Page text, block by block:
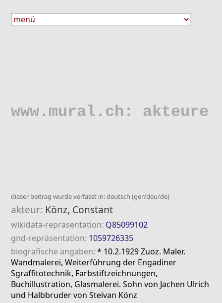
www.mural.ch: akteure
dieser beitrag wurde verfasst in: deutsch (ger/deu/de)
akteur: Könz, Constant
wikidata-repräsentation: Q85099102
gnd-repräsentation: 1059726335
biografische angaben:* 10.2.1929 Zuoz. Maler.
Wandmalerei, Weiterführung der Engadiner
Sgraffitotechnik, Farbstiftzeichnungen,
Buchillustration, Glasmalerei. Sohn von Jachen Ulrich
und Halbbruder von Steivan Könz